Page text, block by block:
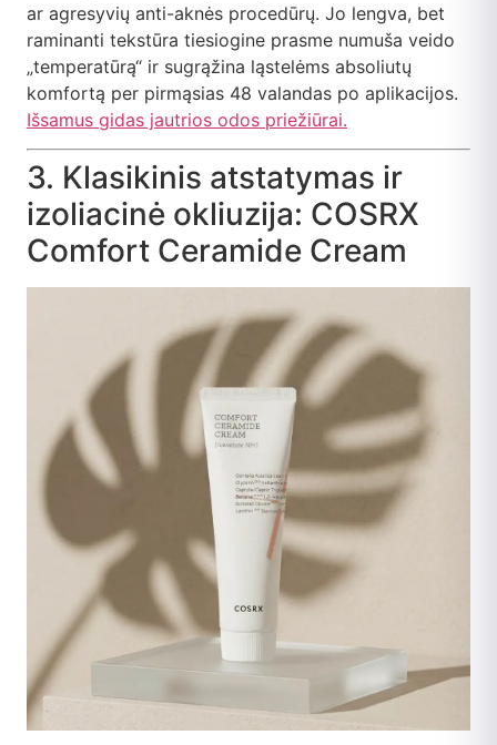
ar agresyvių anti-aknės procedūrų. Jo lengva, bet
raminanti tekstūra tiesiogine prasme numuša veido
„temperatūrą“ ir sugrąžina ląstelėms absoliutų
komfortą per pirmąsias 48 valandas po aplikacijos.
Išsamus gidas jautrios odos priežiūrai.
3. Klasikinis atstatymas ir
izoliacinė okliuzija: COSRX
Comfort Ceramide Cream